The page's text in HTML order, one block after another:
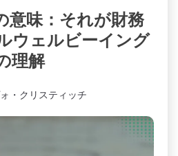
意味：それが財務
ウェルビーイング
理解
・クリスティッチ